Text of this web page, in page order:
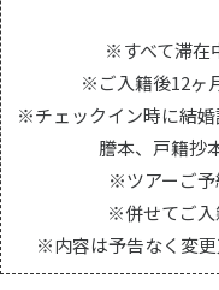
※すべて滞在
※ご入籍後12ヶ
※チェックイン時に結
謄本、戸籍抄
※ツアーご予
※併せてご入
※内容は予告なく変更